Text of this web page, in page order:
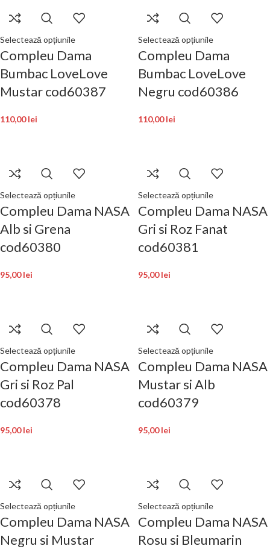
Selectează opțiunile
Compleu Dama
Bumbac LoveLove
Mustar cod60387
110,00lei
Selectează opțiunile
Compleu Dama
Bumbac LoveLove
Negru cod60386
110,00lei
Selectează opțiunile
Compleu Dama NASA
Alb si Grena
cod60380
95,00lei
Selectează opțiunile
Compleu Dama NASA
Gri si Roz Fanat
cod60381
95,00lei
Selectează opțiunile
Compleu Dama NASA
Gri si Roz Pal
cod60378
95,00lei
Selectează opțiunile
Compleu Dama NASA
Mustar si Alb
cod60379
95,00lei
Selectează opțiunile
Compleu Dama NASA
Negru si Mustar
Selectează opțiunile
Compleu Dama NASA
Rosu si Bleumarin